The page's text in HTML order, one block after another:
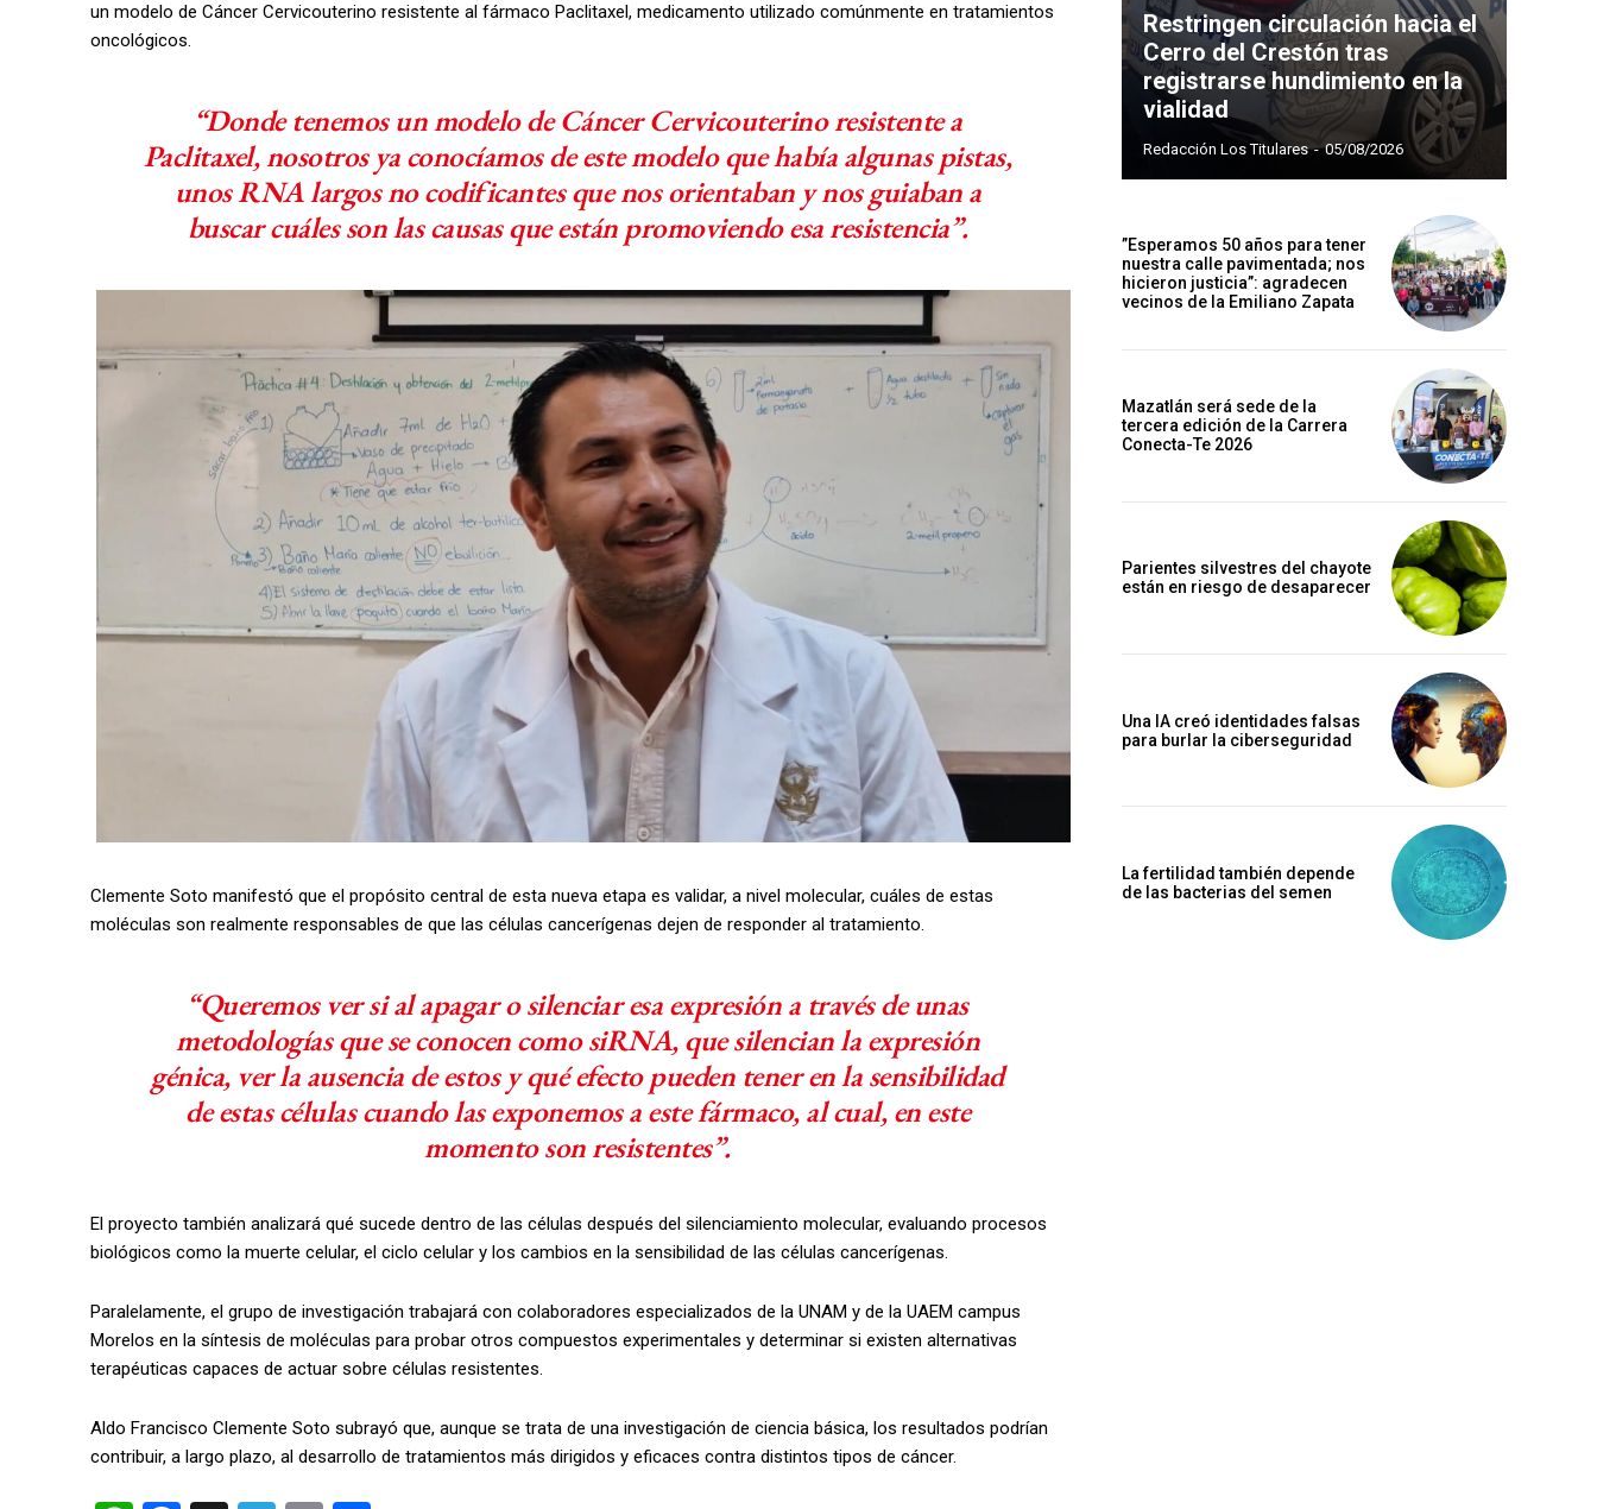
un modelo de Cáncer Cervicouterino resistente al fármaco Paclitaxel, medicamento utilizado comúnmente en tratamientos
oncológicos.
“Donde tenemos un modelo de Cáncer Cervicouterino resistente a
Paclitaxel, nosotros ya conocíamos de este modelo que había algunas pistas,
unos RNA largos no codificantes que nos orientaban y nos guiaban a
buscar cuáles son las causas que están promoviendo esa resistencia”.
Clemente Soto manifestó que el propósito central de esta nueva etapa es validar, a nivel molecular, cuáles de estas
moléculas son realmente responsables de que las células cancerígenas dejen de responder al tratamiento.
“Queremos ver si al apagar o silenciar esa expresión a través de unas
metodologías que se conocen como siRNA, que silencian la expresión
génica, ver la ausencia de estos y qué efecto pueden tener en la sensibilidad
de estas células cuando las exponemos a este fármaco, al cual, en este
momento son resistentes”.
El proyecto también analizará qué sucede dentro de las células después del silenciamiento molecular, evaluando procesos
biológicos como la muerte celular, el ciclo celular y los cambios en la sensibilidad de las células cancerígenas.
Paralelamente, el grupo de investigación trabajará con colaboradores especializados de la UNAM y de la UAEM campus
Morelos en la síntesis de moléculas para probar otros compuestos experimentales y determinar si existen alternativas
terapéuticas capaces de actuar sobre células resistentes.
Aldo Francisco Clemente Soto subrayó que, aunque se trata de una investigación de ciencia básica, los resultados podrían
contribuir, a largo plazo, al desarrollo de tratamientos más dirigidos y eficaces contra distintos tipos de cáncer.
Restringen circulación hacia el
Cerro del Crestón tras
registrarse hundimiento en la
vialidad
Redacción Los Titulares - 05/08/2026
”Esperamos 50 años para tener
nuestra calle pavimentada; nos
hicieron justicia”: agradecen
vecinos de la Emiliano Zapata
Mazatlán será sede de la
tercera edición de la Carrera
Conecta-Te 2026
Parientes silvestres del chayote
están en riesgo de desaparecer
Una IA creó identidades falsas
para burlar la ciberseguridad
La fertilidad también depende
de las bacterias del semen